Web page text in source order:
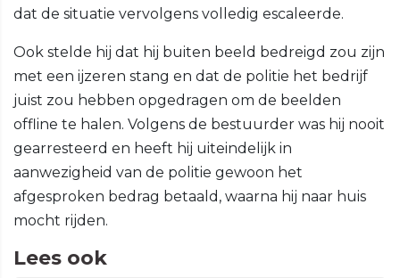
dat de situatie vervolgens volledig escaleerde.
Ook stelde hij dat hij buiten beeld bedreigd zou zijn
met een ijzeren stang en dat de politie het bedrijf
juist zou hebben opgedragen om de beelden
offline te halen. Volgens de bestuurder was hij nooit
gearresteerd en heeft hij uiteindelijk in
aanwezigheid van de politie gewoon het
afgesproken bedrag betaald, waarna hij naar huis
mocht rijden.
Lees ook